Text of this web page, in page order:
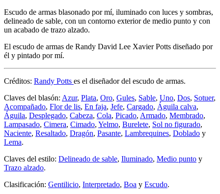
Escudo de armas blasonado por mí, iluminado con luces y sombras,
delineado de sable, con un contorno exterior de medio punto y con
un acabado de trazo alzado.
El escudo de armas de Randy David Lee Xavier Potts diseñado por
él y pintado por mí.
Créditos: Randy Potts es el diseñador del escudo de armas.
Claves del blasón: Azur, Plata, Oro, Gules, Sable, Uno, Dos, Sotuer,
Acompañado, Flor de lis, En faja, Jefe, Cargado, Águila calva,
Águila, Desplegado, Cabeza, Cola, Picado, Armado, Membrado,
Lampasado, Cimera, Cimado, Yelmo, Burelete, Sol no figurado,
Naciente, Resaltado, Dragón, Pasante, Lambrequines, Doblado y
Lema.
Claves del estilo: Delineado de sable, Iluminado, Medio punto y
Trazo alzado.
Clasificación: Gentilicio, Interpretado, Boa y Escudo.